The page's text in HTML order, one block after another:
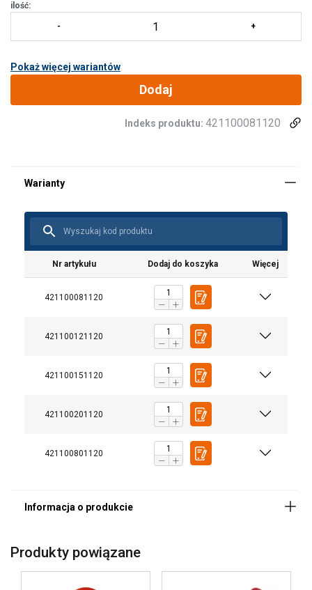
ilość:
Pokaż więcej wariantów
Dodaj
Indeks produktu: 421100081120
Nr artykułu Dodaj do koszyka Więcej
421100081120
421100121120
421100151120
421100201120
421100801120
Współczynnik bezpieczeństwa:
Produkty powiązane